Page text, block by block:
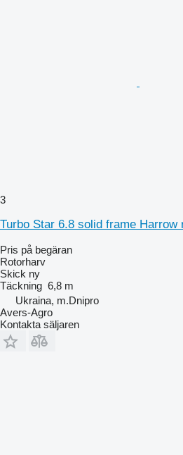
3
Turbo Star 6.8 solid frame Harrow
Pris på begäran
Rotorharv
Skick ny
Täckning 6,8 m
Ukraina, m.Dnipro
Avers-Agro
Kontakta säljaren